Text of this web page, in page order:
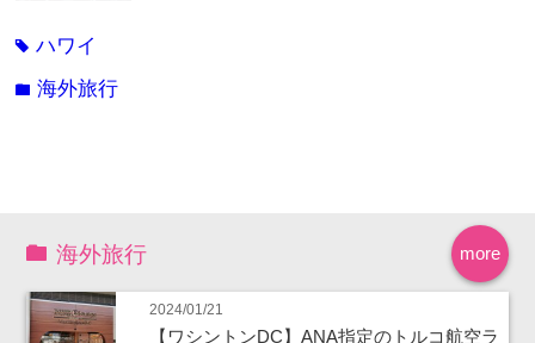
tagハワイ
folder海外旅行
more
海外旅行
2024/01/21
【ワシントンDC】ANA指定のトルコ航空ラ